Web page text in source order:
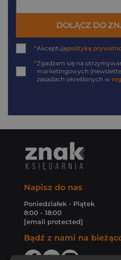
DOŁĄCZ DO
*Akceptujępolitykę
*Zgadzam się na
marketingowych
zasadach określonych w
Napisz do nas
Poniedziałek - Piątek
8:00 - 18:00
[email protected]
Bądź z nami na